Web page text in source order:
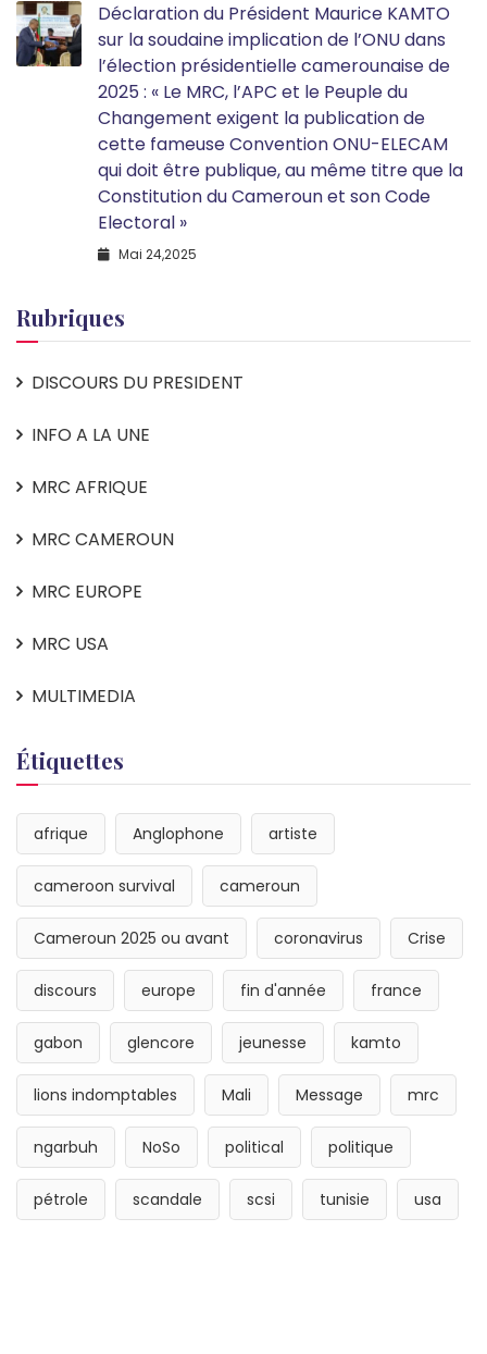
Déclaration du Président Maurice KAMTO
sur la soudaine implication de l’ONU dans
l’élection présidentielle camerounaise de
2025 : « Le MRC, l’APC et le Peuple du
Changement exigent la publication de
cette fameuse Convention ONU-ELECAM
qui doit être publique, au même titre que la
Constitution du Cameroun et son Code
Electoral »
Mai 24,2025
Rubriques
DISCOURS DU PRESIDENT
INFO A LA UNE
MRC AFRIQUE
MRC CAMEROUN
MRC EUROPE
MRC USA
MULTIMEDIA
Étiquettes
afrique Anglophone artiste
cameroon survival cameroun
Cameroun 2025 ou avant coronavirus Crise
discours europe fin d'année france
gabon glencore jeunesse kamto
lions indomptables Mali Message mrc
ngarbuh NoSo political politique
pétrole scandale scsi tunisie usa